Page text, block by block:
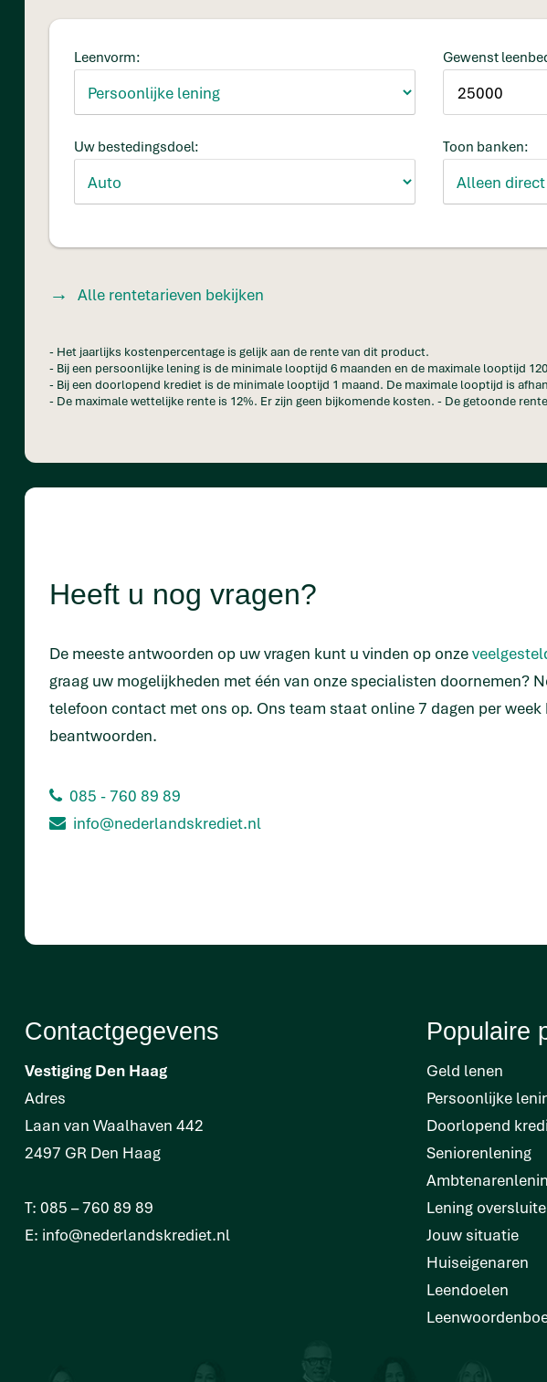
Leenvorm: Gewenst
Uw bestedingsdoel: Toon banken:
Alle rentetarieven bekijken
- Het jaarlijks kostenpercentage is gelijk aan de rente van dit product.
- Bij een persoonlijke lening is de minimale looptijd 6 maanden en de maximale looptijd
- Bij een doorlopend krediet is de minimale looptijd 1 maand. De maximale looptijd is
- De maximale wettelijke rente is 12%. Er zijn geen bijkomende kosten. - De getoonde
Heeft u nog vragen?
De meeste antwoorden op uw vragen kunt u vinden op onze
graag uw mogelijkheden met één van onze specialisten doornemen?
telefoon contact met ons op. Ons team staat online 7 dagen per week
beantwoorden.
085 - 760 89 89
info@nederlandskrediet.nl
Contactgegevens
Vestiging Den Haag
Adres
Laan van Waalhaven 442
2497 GR Den Haag
T: 085 – 760 89 89
E: info@nederlandskrediet.nl
Populaire
Geld lenen
Persoonlijke
Doorlopend
Seniorenlening
Lening
Jouw situatie
Huiseigenaren
Leendoelen